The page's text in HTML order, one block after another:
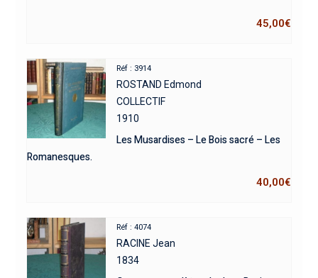
45,00€
Réf : 3914
ROSTAND Edmond
COLLECTIF
1910
Les Musardises – Le Bois sacré – Les
Romanesques.
40,00€
Réf : 4074
RACINE Jean
1834